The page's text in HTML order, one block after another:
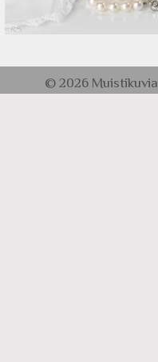
© 2026 Muistikuvia